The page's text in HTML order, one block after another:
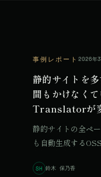
事例レポート 2026年
静的サイトを
間もかけなく
Translatorが変
静的サイトの全ペ
も自動生成する
と導入方法を解説。
SH 鈴木 保乃香